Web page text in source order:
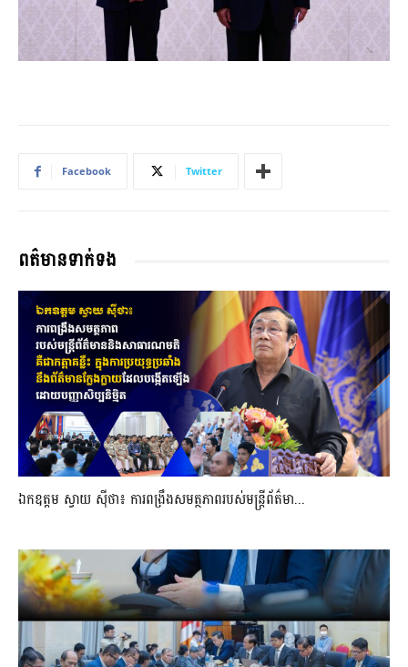
Facebook Twitter
ពត៌មានទាក់ទង
ឯកឧត្តម ស្វាយ ស៊ីថា៖ ការពង្រឹងសមត្ថភាពរបស់មន្ត្រីព័ត៌មា...